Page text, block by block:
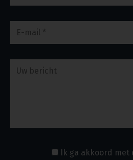
Ik ga akkoord